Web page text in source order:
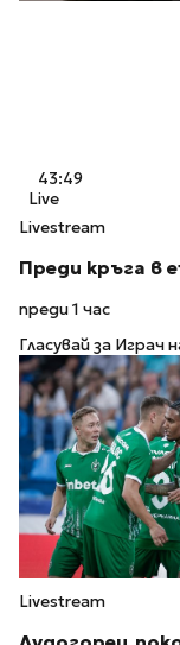
43:49
Live
Livestream
Преди кръга в
преди 1 час
Гласувай за
Livestream